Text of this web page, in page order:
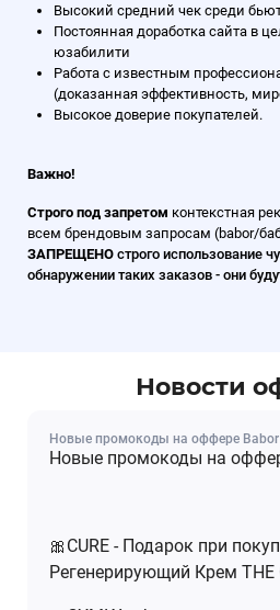
Высокий средний чек среди
Постоянная доработка сайта в
юзабилити
Работа с известным
(доказанная эффективность,
Высокое доверие покупателей.
Важно!
Строго под запретом контекстная
всем брендовым запросам (babor/
ЗАПРЕЩЕНО строго использование
обнаружении таких заказов - они
Новости
Новые промокоды на оффере Babor
Новые промокоды на
🎀CURE - Подарок при
Регенерирующий Крем THE